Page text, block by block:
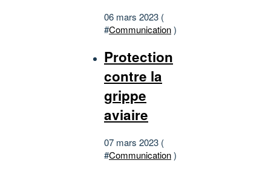
06 mars 2023 (
#Communication)
Protection
contre la
grippe
aviaire
07 mars 2023 (
#Communication)